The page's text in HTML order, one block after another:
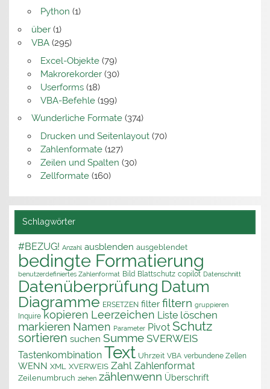
Python (1)
über(1)
VBA(295)
Excel-Objekte(79)
Makrorekorder(30)
Userforms(18)
VBA-Befehle(199)
Wunderliche Formate(374)
Drucken und Seitenlayout(70)
Zahlenformate(127)
Zeilen und Spalten (30)
Zellformate(160)
Schlagwörter
#BEZUG! Anzahl ausblenden ausgeblendet
bedingte Formatierung
benutzerdefiniertes Zahlenformat Bild Blattschutz copilot Datenschnitt
Datenüberprüfung Datum
Diagramme ERSETZEN filter filtern gruppieren
Inquire kopieren Leerzeichen Liste löschen
markieren Namen Parameter Pivot Schutz
sortieren suchen Summe SVERWEIS
Tastenkombination Text Uhrzeit VBA verbundene Zellen
WENN XML XVERWEIS Zahl Zahlenformat
Zeilenumbruch ziehen zählenwenn Überschrift